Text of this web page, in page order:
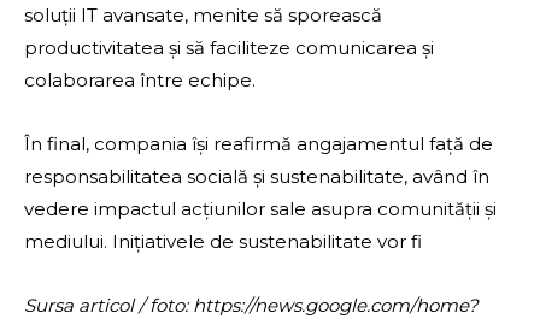
soluții IT avansate, menite să sporească
productivitatea și să faciliteze comunicarea și
colaborarea între echipe.
În final, compania își reafirmă angajamentul față de
responsabilitatea socială și sustenabilitate, având în
vedere impactul acțiunilor sale asupra comunității și
mediului. Inițiativele de sustenabilitate vor fi
Sursa articol / foto: https://news.google.com/home?